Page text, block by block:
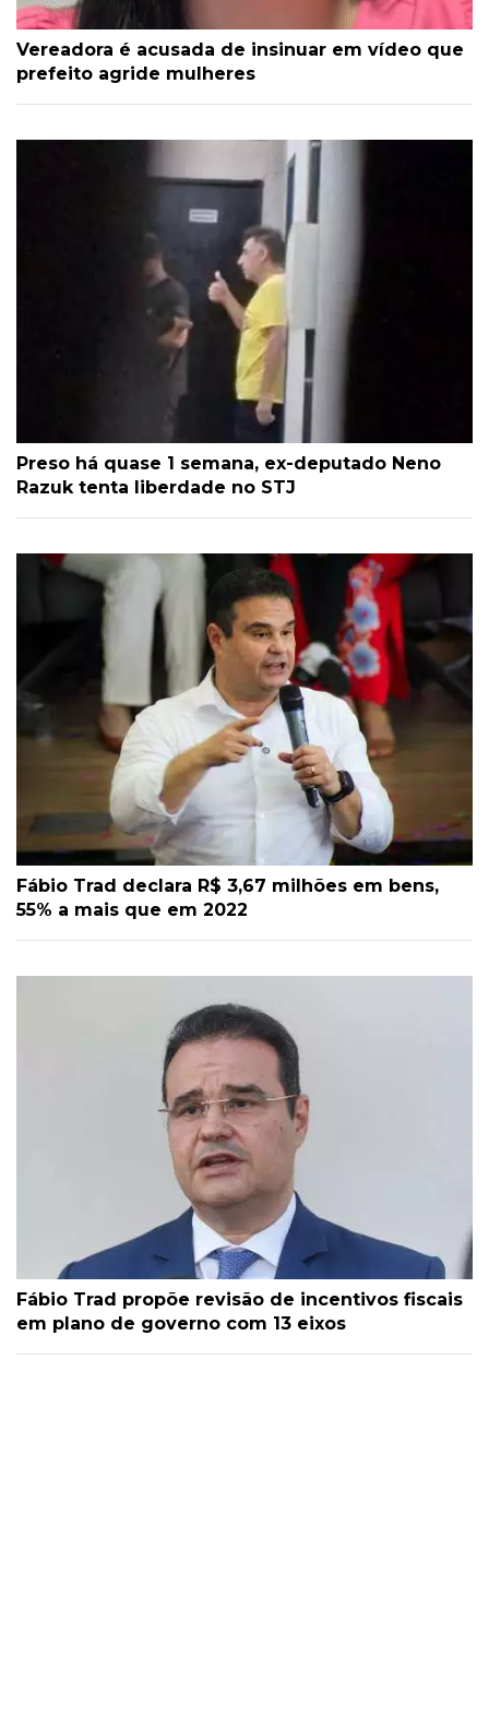
Vereadora é acusada de insinuar em vídeo que
prefeito agride mulheres
Preso há quase 1 semana, ex-deputado Neno
Razuk tenta liberdade no STJ
Fábio Trad declara R$ 3,67 milhões em bens,
55% a mais que em 2022
Fábio Trad propõe revisão de incentivos fiscais
em plano de governo com 13 eixos